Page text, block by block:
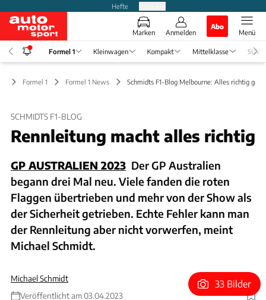
Hefte
Marken Anmelden
Abo
Menü
Formel 1 Kleinwagen Kompakt Mittelklasse SUV
Formel 1 Formel 1 News Schmidts F1-Blog Melbourne: Alles richtig
SCHMIDTS F1-BLOG
Rennleitung macht alles richtig
GP AUSTRALIEN 2023 Der GP Australien
begann drei Mal neu. Viele fanden die roten
Flaggen übertrieben und mehr von der Show als
der Sicherheit getrieben. Echte Fehler kann man
der Rennleitung aber nicht vorwerfen, meint
Michael Schmidt.
Michael Schmidt
Veröffentlicht am 03.04.2023
33 Bilder